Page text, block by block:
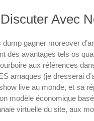
Avec
gagner moreover
des avantages tels os
aux références
arnaques (je dresserai
live au monde, et sa
modèle économique
virtuelle du site, aux